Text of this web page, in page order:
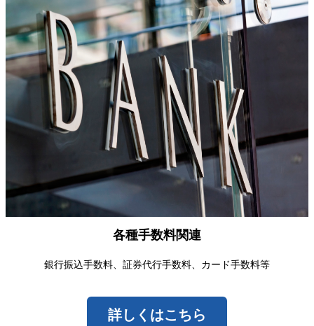
各種手数料関連
銀行振込手数料、証券代行手数料、カード手数料等
詳しくはこちら